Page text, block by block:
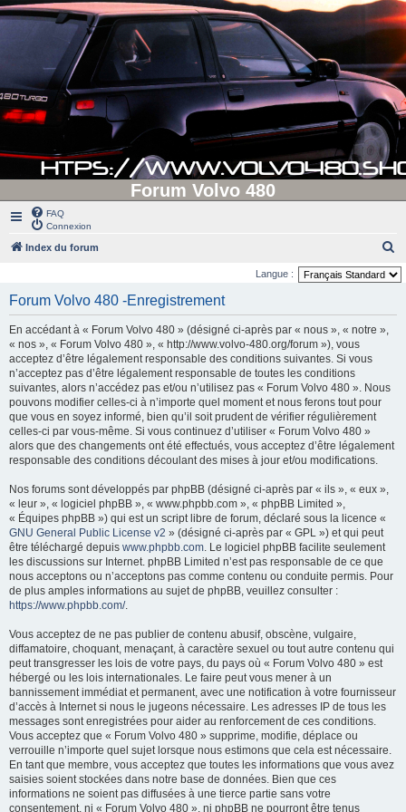
Forum Volvo 480
FAQ
Connexion
Index du forum
e
Langue :
Forum Volvo 480 -Enregistrement
En accédant à « Forum Volvo 480 » (désigné ci-après par « nous », « notre »,
« nos », « Forum Volvo 480 », « http://www.volvo-480.org/forum »), vous
acceptez d’être légalement responsable des conditions suivantes. Si vous
n’acceptez pas d’être légalement responsable de toutes les conditions
suivantes, alors n’accédez pas et/ou n’utilisez pas « Forum Volvo 480 ». Nous
pouvons modifier celles-ci à n’importe quel moment et nous ferons tout pour
que vous en soyez informé, bien qu’il soit prudent de vérifier régulièrement
celles-ci par vous-même. Si vous continuez d’utiliser « Forum Volvo 480 »
alors que des changements ont été effectués, vous acceptez d’être légalement
responsable des conditions découlant des mises à jour et/ou modifications.
Nos forums sont développés par phpBB (désigné ci-après par « ils », « eux »,
« leur », « logiciel phpBB », « www.phpbb.com », « phpBB Limited »,
« Équipes phpBB ») qui est un script libre de forum, déclaré sous la licence «
GNU General Public License v2 » (désigné ci-après par « GPL ») et qui peut
être téléchargé depuis www.phpbb.com. Le logiciel phpBB facilite seulement
les discussions sur Internet. phpBB Limited n’est pas responsable de ce que
nous acceptons ou n’acceptons pas comme contenu ou conduite permis. Pour
de plus amples informations au sujet de phpBB, veuillez consulter :
https://www.phpbb.com/.
Vous acceptez de ne pas publier de contenu abusif, obscène, vulgaire,
diffamatoire, choquant, menaçant, à caractère sexuel ou tout autre contenu qui
peut transgresser les lois de votre pays, du pays où « Forum Volvo 480 » est
hébergé ou les lois internationales. Le faire peut vous mener à un
bannissement immédiat et permanent, avec une notification à votre fournisseur
d’accès à Internet si nous le jugeons nécessaire. Les adresses IP de tous les
messages sont enregistrées pour aider au renforcement de ces conditions.
Vous acceptez que « Forum Volvo 480 » supprime, modifie, déplace ou
verrouille n’importe quel sujet lorsque nous estimons que cela est nécessaire.
En tant que membre, vous acceptez que toutes les informations que vous avez
saisies soient stockées dans notre base de données. Bien que ces
informations ne soient pas diffusées à une tierce partie sans votre
consentement, ni « Forum Volvo 480 », ni phpBB ne pourront être tenus